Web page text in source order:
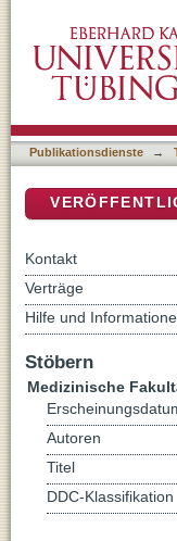
Publikationsdienste →
Kontakt
Verträge
Hilfe und
Stöbern
Medizinische
Autoren
Titel
DDC-Klassifikation